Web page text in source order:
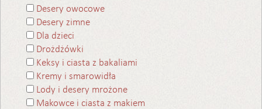
Desery owocowe
Desery zimne
Dla dzieci
Drożdżówki
Keksy i ciasta z bakaliami
Kremy i smarowidła
Lody i desery mrożone
Makowce i ciasta z makiem